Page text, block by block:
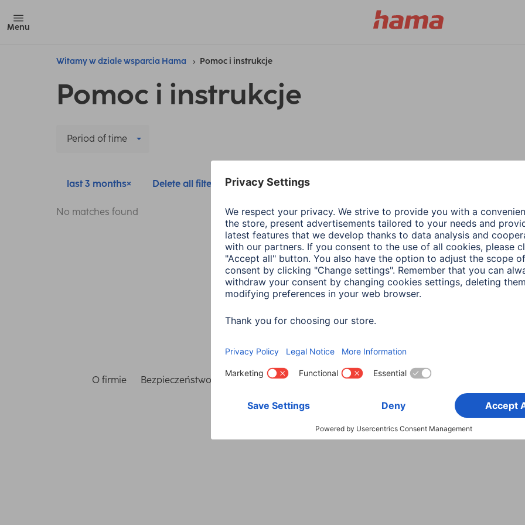
Menu
Witamy w dziale wsparcia Hama Pomoc i instrukcje
Pomoc i instrukcje
Period of time
last 3 months Delete all filters
No matches found
Wybierz kraj
O firmie Bezpieczeństwo i ochrona danych Warunki gwarancji Deklaracje zgodności